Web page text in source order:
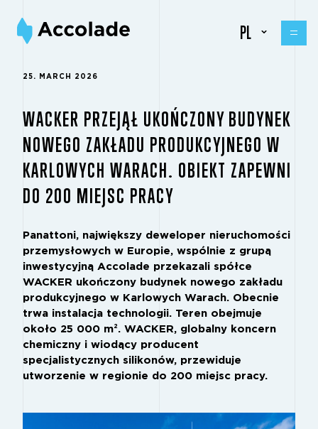
PL
25. MARCH 2026
WACKER PRZEJĄŁ UKOŃCZONY BUDYNEK
NOWEGO ZAKŁADU PRODUKCYJNEGO W
KARLOWYCH WARACH. OBIEKT ZAPEWNI
DO 200 MIEJSC PRACY
Panattoni, największy deweloper nieruchomości
przemysłowych w Europie, wspólnie z grupą
inwestycyjną Accolade przekazali spółce
WACKER ukończony budynek nowego zakładu
produkcyjnego w Karlowych Warach. Obecnie
trwa instalacja technologii. Teren obejmuje
około 25 000 m². WACKER, globalny koncern
chemiczny i wiodący producent
specjalistycznych silikonów, przewiduje
utworzenie w regionie do 200 miejsc pracy.